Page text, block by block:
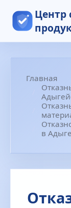
Центр
Главная
в